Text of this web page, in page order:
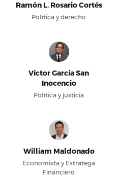
Ramón L. Rosario Cortés
Política y derecho
Víctor García San
Inocencio
Política y justicia
William Maldonado
Economista y Estratega
Financiero